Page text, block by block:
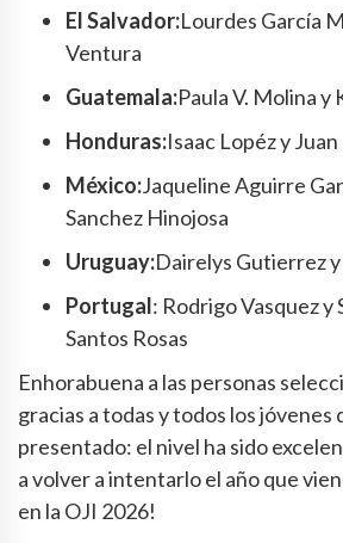
El Salvador:Lourdes García
Ventura
Guatemala:Paula V. Molina y
Honduras:Isaac Lopéz y
México:Jaqueline Aguirre
Sanchez Hinojosa
Uruguay:Dairelys Gutierrez
Portugal: Rodrigo Vasquez y
Santos Rosas
Enhorabuena a las personas
gracias a todas y todos los jóvenes
presentado: el nivel ha sido
a volver a intentarlo el año que
en la OJI 2026!